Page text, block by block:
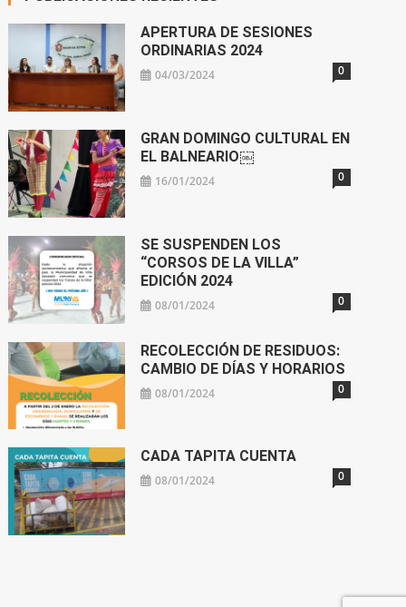
APERTURA DE SESIONES
ORDINARIAS 2024
04/03/2024 0
GRAN DOMINGO CULTURAL EN
EL BALNEARIO￼
16/01/2024 0
SE SUSPENDEN LOS
“CORSOS DE LA VILLA”
EDICIÓN 2024
08/01/2024 0
RECOLECCIÓN DE RESIDUOS:
CAMBIO DE DÍAS Y HORARIOS
08/01/2024 0
CADA TAPITA CUENTA
08/01/2024 0